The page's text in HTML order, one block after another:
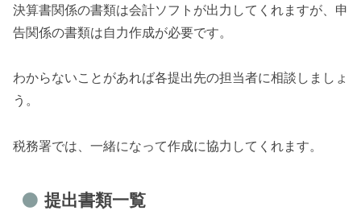
決算書関係の書類は会計ソフトが出力してくれますが、申
告関係の書類は自力作成が必要です。
わからないことがあれば各提出先の担当者に相談しましょ
う。
税務署では、一緒になって作成に協力してくれます。
提出書類一覧